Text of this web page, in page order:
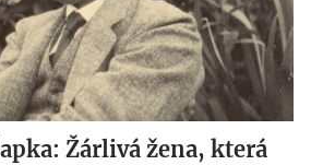
Žárlivá žena, která